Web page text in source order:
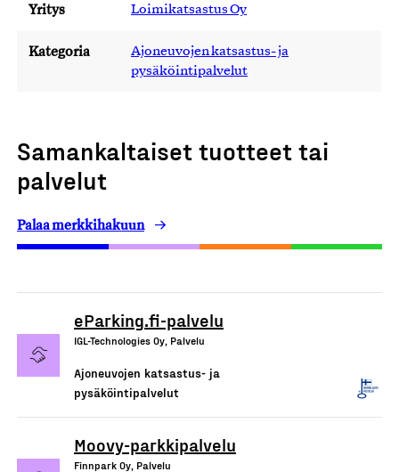
Yritys Loimikatsastus Oy
Kategoria
Ajoneuvojen katsastus- ja
pysäköintipalvelut
Samankaltaiset tuotteet tai
palvelut
Palaa merkkihakuun
eParking.fi-palvelu
IGL-Technologies Oy, Palvelu
Ajoneuvojen katsastus- ja
pysäköintipalvelut
Moovy-parkkipalvelu
Finnpark Oy, Palvelu